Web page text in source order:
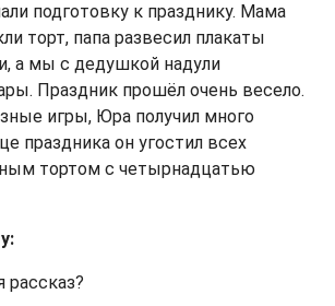
подготовку к празднику. Мама
торт, папа развесил плакаты
а мы с дедушкой надули
Праздник прошёл очень весело.
игры, Юра получил много
праздника он угостил всех
тортом с четырнадцатью
рассказ?